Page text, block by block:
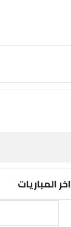
اخر المباريات